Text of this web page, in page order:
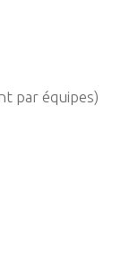
par équipes)